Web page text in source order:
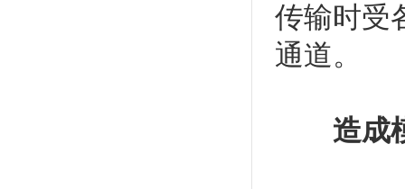
传输时受
通道。
造成